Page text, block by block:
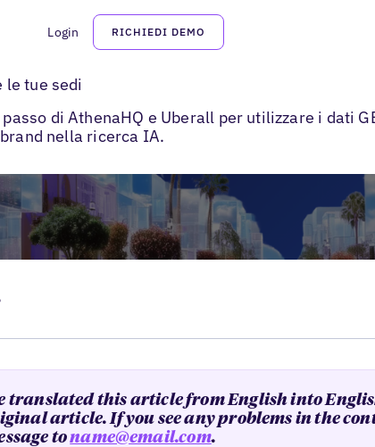
Login RICHIEDI DEMO
le tue sedi
di AthenaHQ e Uberall per utilizzare i dati
nella ricerca IA.
translated this article from English into
article. If you see any problems in the
toname@email.com.